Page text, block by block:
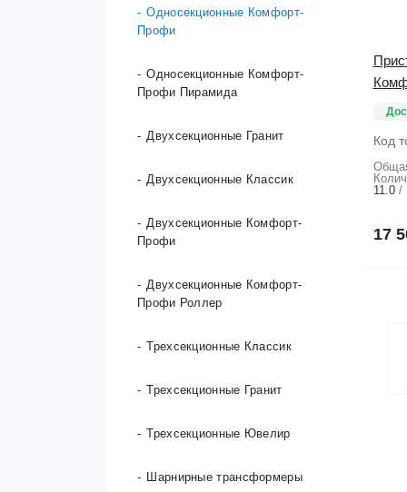
Cagsan (Турция)
SVELT (Италия)
Mandegar (Иран)
Dasch GmbH Германия
MEGAL (Россия)
Односекционные Комфорт-
Профи
Односекционные Комфорт-
Профи Пирамида
Двухсекционные Гранит
Двухсекционные Классик
Двухсекционные Комфорт-
Профи
Двухсекционные Комфорт-
Профи Роллер
Трехсекционные Классик
Трехсекционные Гранит
Трехсекционные Ювелир
Шарнирные трансформеры
Код
11.0
17